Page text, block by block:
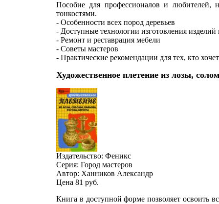
Пособие для профессионалов и любителей,
тонкостями.
- Особенности всех пород деревьев
- Доступные технологии изготовления изделий
- Ремонт и реставрация мебели
- Советы мастеров
- Практические рекомендации для тех, кто
Художественное плетение из лозы,
Издательство: Феникс
Серия: Город мастеров
Автор: Ханников Александр
Цена 81 руб.
Книга в доступной форме позволяет освоить